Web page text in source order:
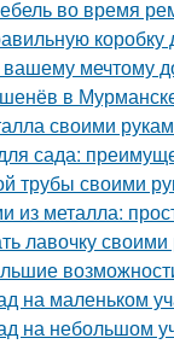
во время
мечтому
в
своими
сада:
трубы своими
из металла:
лавочку
на маленьком
на небольшом